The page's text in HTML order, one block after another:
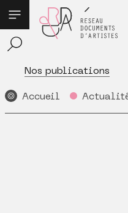
Nos publications
Accueil